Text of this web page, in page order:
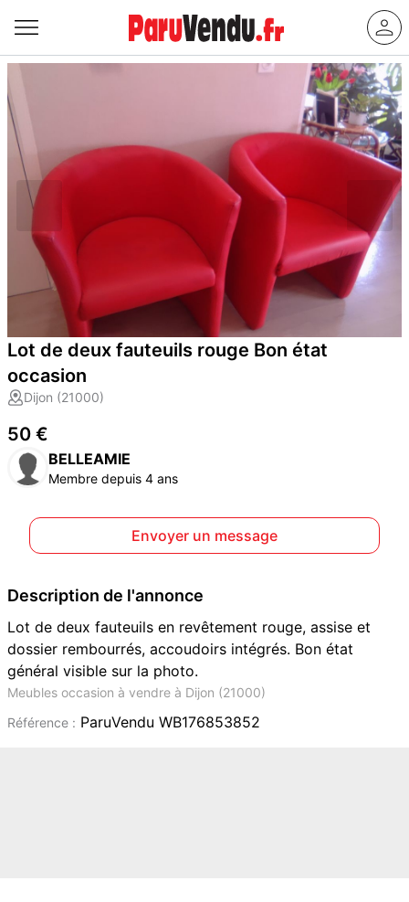
Lot de deux fauteuils rouge Bon état
occasion
Dijon (21000)
50 €
BELLEAMIE
Membre depuis 4 ans
Envoyer un message
Description de l'annonce
Lot de deux fauteuils en revêtement rouge, assise et
dossier rembourrés, accoudoirs intégrés. Bon état
général visible sur la photo.
Meubles occasion à vendre à Dijon (21000)
Référence : ParuVendu WB176853852